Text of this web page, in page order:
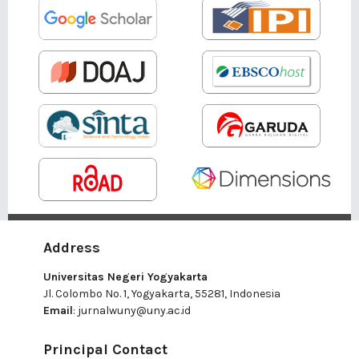
Address
Universitas Negeri Yogyakarta
Jl. Colombo No. 1, Yogyakarta, 55281, Indonesia
Email: jurnalwuny@uny.ac.id
Principal Contact